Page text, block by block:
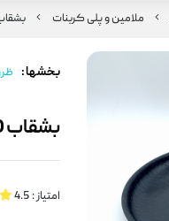
ملامین و پلی کربنات بشقاب 30 سانتی متر
بخشها :
بشقاب 30 سانتی متر ملامین 2010
امتیاز : 4.5